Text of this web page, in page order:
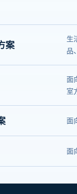
案
生
品
面
室
面
面